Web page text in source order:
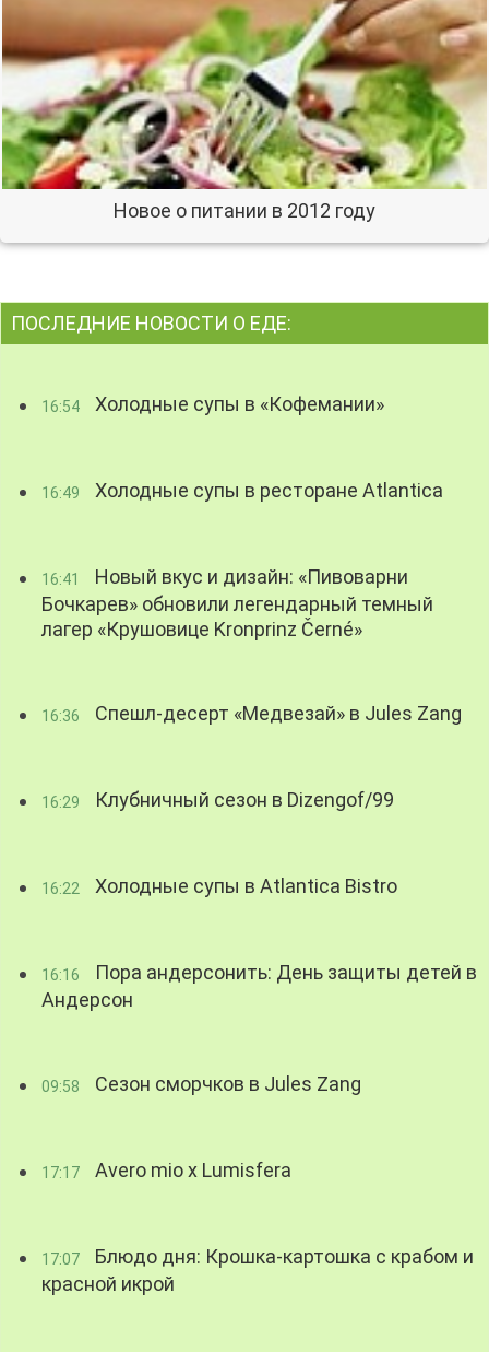
Новое о питании в 2012 году
ПОСЛЕДНИЕ НОВОСТИ О ЕДЕ:
16:54 Холодные супы в «Кофемании»
16:49 Холодные супы в ресторане Atlantica
16:41
Новый вкус и дизайн: «Пивоварни
Бочкарев» обновили легендарный темный
лагер «Крушовице Kronprinz Černé»
16:36 Спешл-десерт «Медвезай» в Jules Zang
16:29 Клубничный сезон в Dizengof/99
16:22 Холодные супы в Atlantica Bistro
16:16
Пора андерсонить: День защиты детей в
Андерсон
09:58 Сезон сморчков в Jules Zang
17:17 Avero mio x Lumisfera
17:07
Блюдо дня: Крошка-картошка с крабом и
красной икрой